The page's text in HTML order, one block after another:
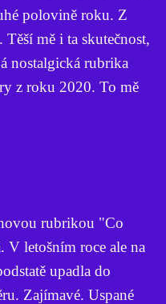
polovině roku. Z
Těší mě i ta skutečnost,
nostalgická rubrika
z roku 2020. To mě
rubrikou "Co
V letošním roce ale na
upadla do
Zajímavé. Uspané